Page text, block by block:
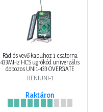
Rádiós vevő kapuhoz 1-csatorna
433MHz HCS ugrókód univerzális
dobozos UNI1-433 OVERGATE
BENIUNI-1
Raktáron